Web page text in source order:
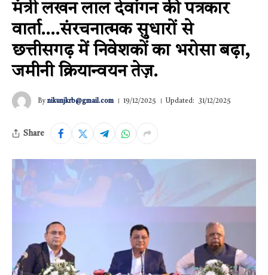
मंत्री लखन लाल देवांगन की पत्रकार
वार्ता….संरचनात्मक सुधारों से
छत्तीसगढ़ में निवेशकों का भरोसा बढ़ा,
जमीनी क्रियान्वयन तेज़.
By nikunjkrb@gmail.com 19/12/2025 Updated: 31/12/2025
Share